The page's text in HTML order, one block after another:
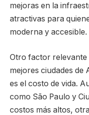
mejoras en la
atractivas para
moderna y accesible.
Otro factor relevante
mejores ciudades de
es el costo de vida.
como São Paulo y
costos más altos,